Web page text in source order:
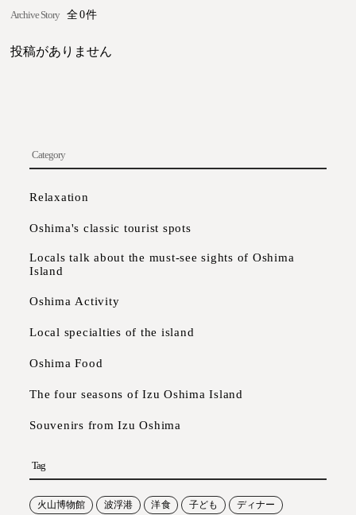
Archive Story 全0件
投稿がありません
Category
Relaxation
Oshima's classic tourist spots
Locals talk about the must-see sights of Oshima
Island
Oshima Activity
Local specialties of the island
Oshima Food
The four seasons of Izu Oshima Island
Souvenirs from Izu Oshima
Tag
火山博物館 波浮港 洋食 子ども ディナー